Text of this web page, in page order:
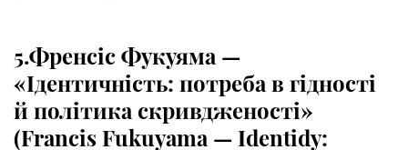
5.Френсіс Фукуяма —
«Ідентичність: потреба в гідності
й політика скривдженості»
(Francis Fukuyama — Identidy: